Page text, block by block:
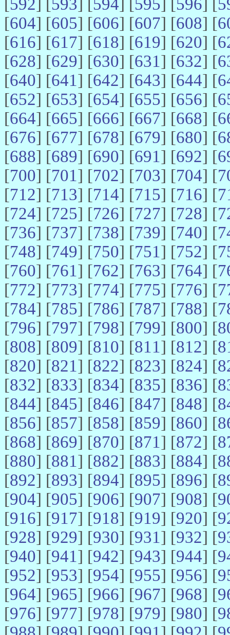
[592] [593] [594] [595] [596] [
[604] [605] [606] [607] [608] [
[616] [617] [618] [619] [620] [
[628] [629] [630] [631] [632] [
[640] [641] [642] [643] [644] [
[652] [653] [654] [655] [656] [
[664] [665] [666] [667] [668] [
[676] [677] [678] [679] [680] [
[688] [689] [690] [691] [692] [
[700] [701] [702] [703] [704] [
[712] [713] [714] [715] [716] [
[724] [725] [726] [727] [728] [
[736] [737] [738] [739] [740] [
[748] [749] [750] [751] [752] [
[760] [761] [762] [763] [764] [
[772] [773] [774] [775] [776] [
[784] [785] [786] [787] [788] [
[796] [797] [798] [799] [800] [
[808] [809] [810] [811] [812] [
[820] [821] [822] [823] [824] [
[832] [833] [834] [835] [836] [
[844] [845] [846] [847] [848] [
[856] [857] [858] [859] [860] [
[868] [869] [870] [871] [872] [
[880] [881] [882] [883] [884] [
[892] [893] [894] [895] [896] [
[904] [905] [906] [907] [908] [
[916] [917] [918] [919] [920] [
[928] [929] [930] [931] [932] [
[940] [941] [942] [943] [944] [
[952] [953] [954] [955] [956] [
[964] [965] [966] [967] [968] [
[976] [977] [978] [979] [980] [